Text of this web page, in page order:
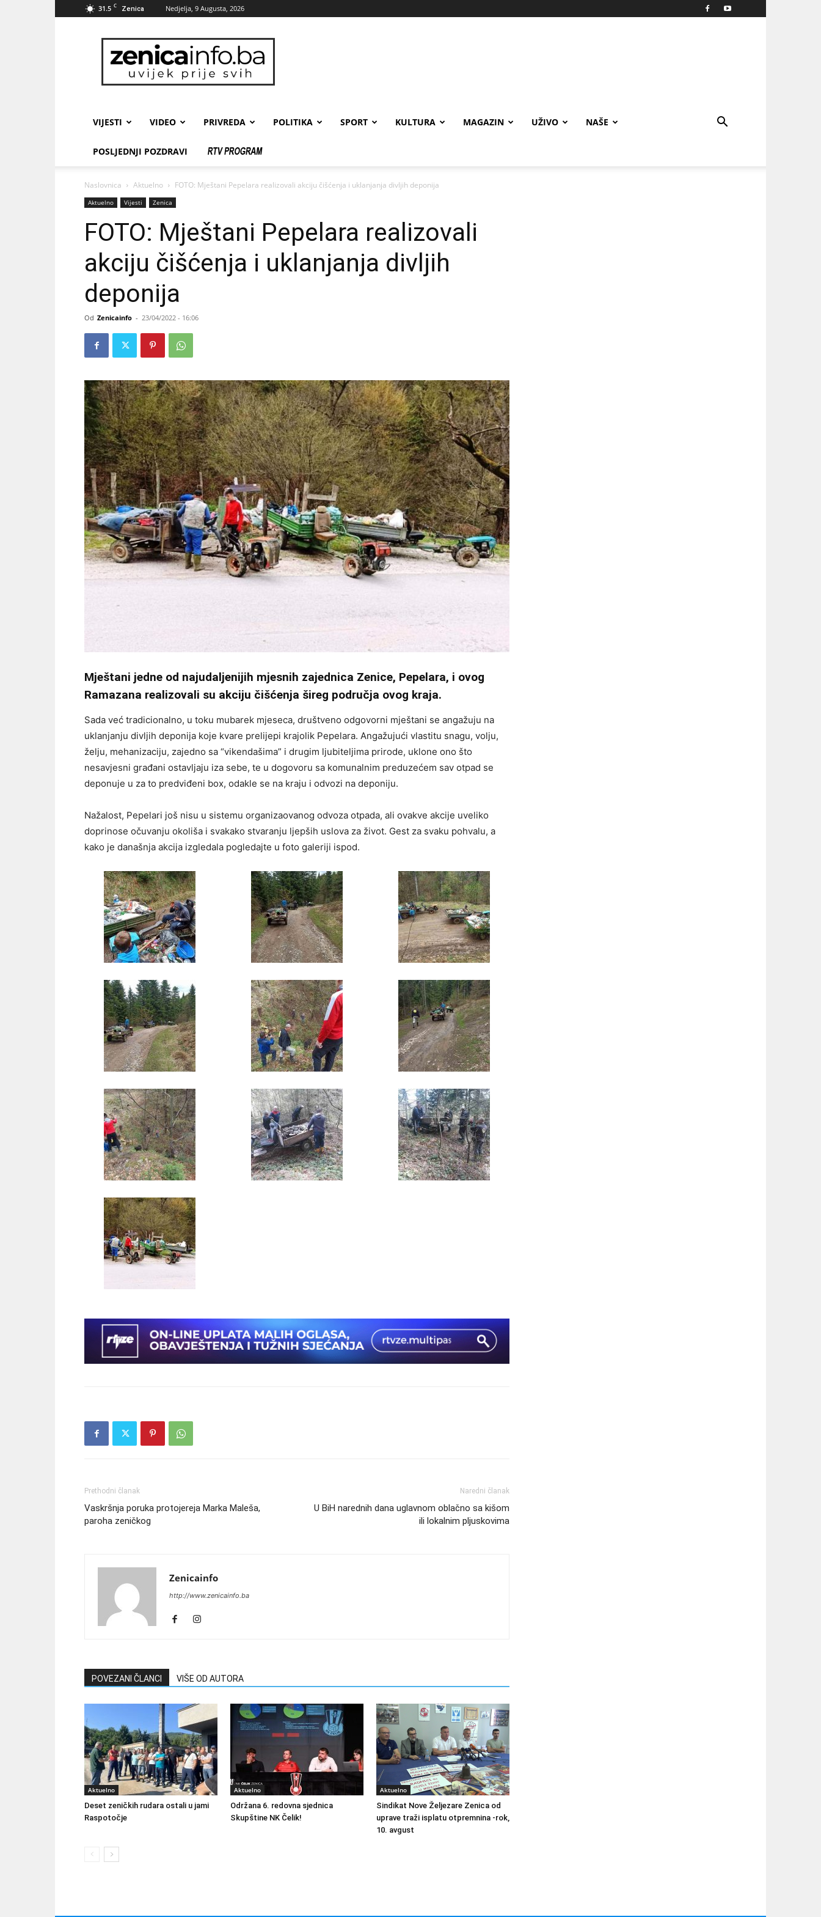
31.5 C Zenica Nedjelja, 9 Augusta, 2026
zenicainfo.ba
VIJESTI VIDEO PRIVREDA POLITIKA SPORT KULTURA MAGAZIN UŽIVO NAŠE
POSLJEDNJI POZDRAVI
Naslovnica Aktuelno FOTO: Mještani Pepelara realizovali akciju čišćenja i uklanjanja divljih deponija
Aktuelno Vijesti Zenica
FOTO: Mještani Pepelara realizovali
akciju čišćenja i uklanjanja divljih
deponija
Od Zenicainfo - 23/04/2022 - 16:06
Mještani jedne od najudaljenijih mjesnih zajednica Zenice, Pepelara, i ovog
Ramazana realizovali su akciju čišćenja šireg područja ovog kraja.
Sada već tradicionalno, u toku mubarek mjeseca, društveno odgovorni mještani se angažuju na
uklanjanju divljih deponija koje kvare prelijepi krajolik Pepelara. Angažujući vlastitu snagu, volju,
želju, mehanizaciju, zajedno sa “vikendašima” i drugim ljubiteljima prirode, uklone ono što
nesavjesni građani ostavljaju iza sebe, te u dogovoru sa komunalnim preduzećem sav otpad se
deponuje u za to predviđeni box, odakle se na kraju i odvozi na deponiju.
Nažalost, Pepelari još nisu u sistemu organizaovanog odvoza otpada, ali ovakve akcije uveliko
doprinose očuvanju okoliša i svakako stvaranju ljepših uslova za život. Gest za svaku pohvalu, a
kako je današnja akcija izgledala pogledajte u foto galeriji ispod.
Prethodni članak
Vaskršnja poruka protojereja Marka Maleša,
paroha zeničkog
Naredni članak
U BiH narednih dana uglavnom oblačno sa kišom
ili lokalnim pljuskovima
Zenicainfo
http://www.zenicainfo.ba
POVEZANI ČLANCI VIŠE OD AUTORA
Aktuelno
Deset zeničkih rudara ostali u jami
Raspotočje
Aktuelno
Održana 6. redovna sjednica
Skupštine NK Čelik!
Aktuelno
Sindikat Nove Željezare Zenica od
uprave traži isplatu otpremnina -rok,
10. avgust